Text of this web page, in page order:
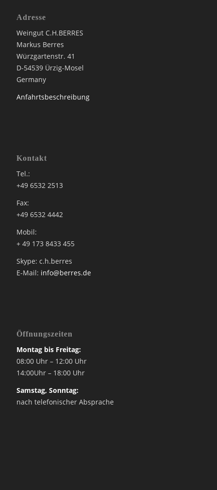
Adresse
Weingut C.H.BERRES
Markus Berres
Würzgartenstr. 41
D-54539 Ürzig-Mosel
Germany
Anfahrtsbeschreibung
Kontakt
Tel.:
+49 6532 2513
Fax:
+49 6532 4442
Mobil:
+ 49 173 8433 455
Skype: c.h.berres
E-Mail: info@berres.de
Öffnungszeiten
Montag bis Freitag:
08:00 Uhr – 12:00 Uhr
14:00Uhr – 18:00 Uhr
Samstag, Sonntag:
nach telefonischer Absprache